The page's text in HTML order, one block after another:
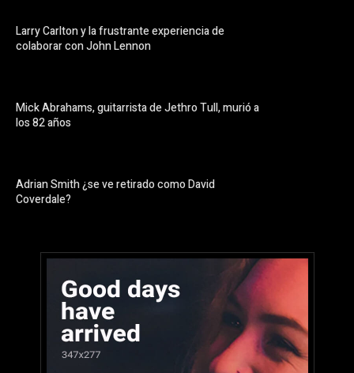
Larry Carlton y la frustrante experiencia de
colaborar con John Lennon
Mick Abrahams, guitarrista de Jethro Tull, murió a
los 82 años
Adrian Smith ¿se ve retirado como David
Coverdale?